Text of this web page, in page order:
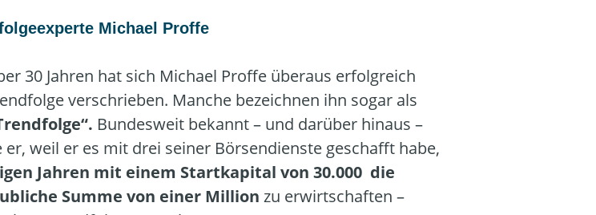
Michael Proffe
30 Jahren hat sich Michael Proffe überaus erfolgreich
verschrieben. Manche bezeichnen ihn sogar als
. Bundesweit bekannt – und darüber hinaus –
er, weil er es mit drei seiner Börsendienste geschafft habe,
Jahren mit einem Startkapital von 30.000 die
Summe von einer Million zu erwirtschaften –